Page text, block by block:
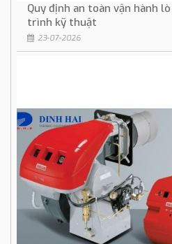
Quy định an toàn vận hành
trình kỹ thuật
23-07-2026